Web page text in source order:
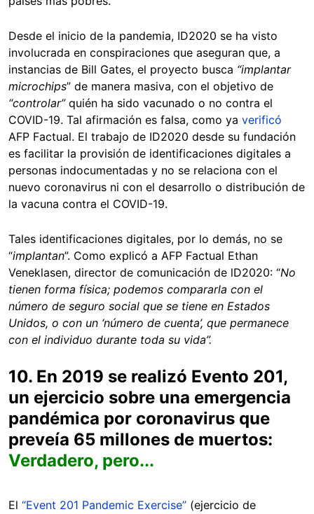
Desde el inicio de la pandemia, ID2020 se ha visto
involucrada en conspiraciones que aseguran que, a
instancias de Bill Gates, el proyecto busca “implantar
microchips” de manera masiva, con el objetivo de
“controlar”quién ha sido vacunado o no contra el
COVID-19. Tal afirmación es falsa, como ya verificó
AFP Factual. El trabajo de ID2020 desde su fundación
es facilitar la provisión de identificaciones digitales a
personas indocumentadas y no se relaciona con el
nuevo coronavirus ni con el desarrollo o distribución de
la vacuna contra el COVID-19.
Tales identificaciones digitales, por lo demás, no se
“implantan”. Como explicó a AFP Factual Ethan
Veneklasen, director de comunicación de lD2020: “No
tienen forma física; podemos compararla con el
número de seguro social que se tiene en Estados
Unidos, o con un ‘número de cuenta’, que permanece
con el individuo durante toda su vida”.
10. En 2019 se realizó Evento 201,
un ejercicio sobre una emergencia
pandémica por coronavirus que
preveía 65 millones de muertos:
Verdadero, pero...
El “Event 201 Pandemic Exercise” (ejercicio de